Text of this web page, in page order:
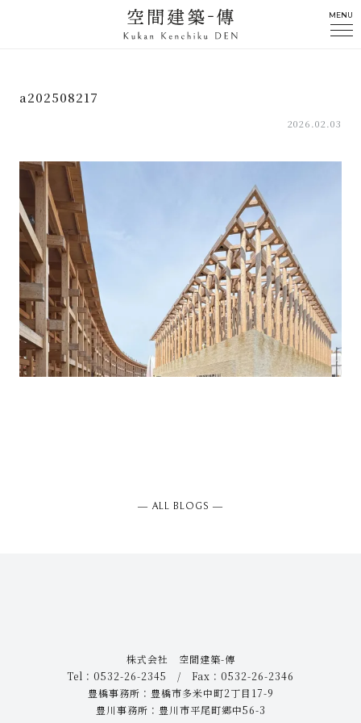
MENU
a202508217
2026.02.03
― ALL BLOGS ―
株式会社 空間建築-傳
Tel：0532-26-2345 / Fax：0532-26-2346
豊橋事務所：豊橋市多米中町2丁目17-9
豊川事務所：豊川市平尾町郷中56-3